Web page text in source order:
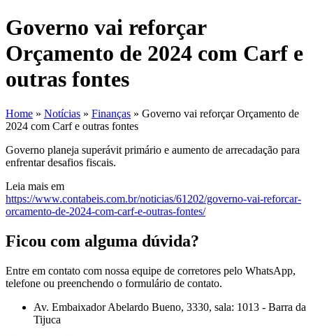
Governo vai reforçar
Orçamento de 2024 com Carf e
outras fontes
Home » Notícias » Finanças » Governo vai reforçar Orçamento de
2024 com Carf e outras fontes
Governo planeja superávit primário e aumento de arrecadação para
enfrentar desafios fiscais.
Leia mais em
https://www.contabeis.com.br/noticias/61202/governo-vai-reforcar-
orcamento-de-2024-com-carf-e-outras-fontes/
Ficou com alguma dúvida?
Entre em contato com nossa equipe de corretores pelo WhatsApp,
telefone ou preenchendo o formulário de contato.
Av. Embaixador Abelardo Bueno, 3330, sala: 1013 - Barra da
Tijuca